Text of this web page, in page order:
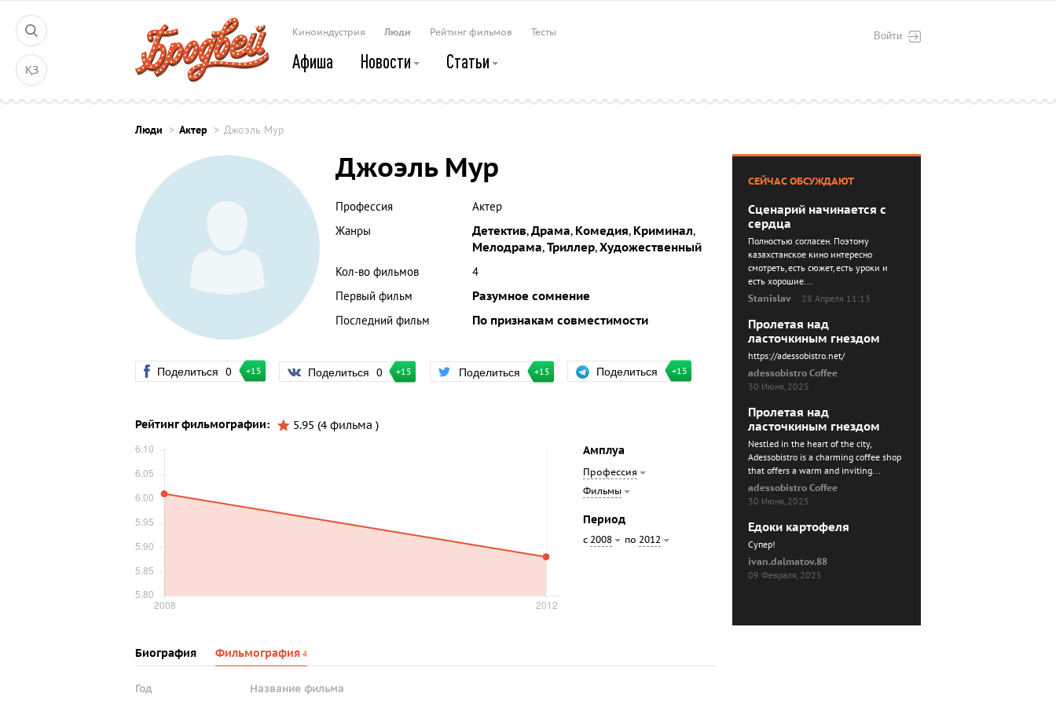
ҚЗ
Войти
Киноиндустрия Люди Рейтинг фильмов Тесты
Афиша Новости Статьи
Люди Актер Джоэль Мур
Джоэль Мур
Профессия
Актер
Жанры
Детектив,Драма, Комедия, Криминал,
Мелодрама,Триллер,Художественный
Кол-во фильмов
4
Первый фильм
Разумное сомнение
Последний фильм
По признакам совместимости
Поделиться 0 +15 Поделиться 0 +15 Поделиться +15 Поделиться +15
Рейтинг фильмографии:
5.95 (4 фильма )
Амплуа
Профессия
Фильмы
Период
с 2008 по 2012
Биография Фильмография 4
Год Название фильма
СЕЙЧАС ОБСУЖДАЮТ
Сценарий начинается с
сердца
Полностью согласен. Поэтому
казахстанское кино интересно
смотреть, есть сюжет, есть уроки и
есть хорошие...
Stanislav
28 Апреля 11:13
Пролетая над
ласточкиным гнездом
https://adessobistro.net/
adessobistro Coffee
30 Июня, 2025
Пролетая над
ласточкиным гнездом
Nestled in the heart of the city,
Adessobistro is a charming coffee shop
that offers a warm and inviting...
adessobistro Coffee
30 Июня, 2025
Едоки картофеля
Cупер!
ivan.dalmatov.88
09 Февраля, 2025